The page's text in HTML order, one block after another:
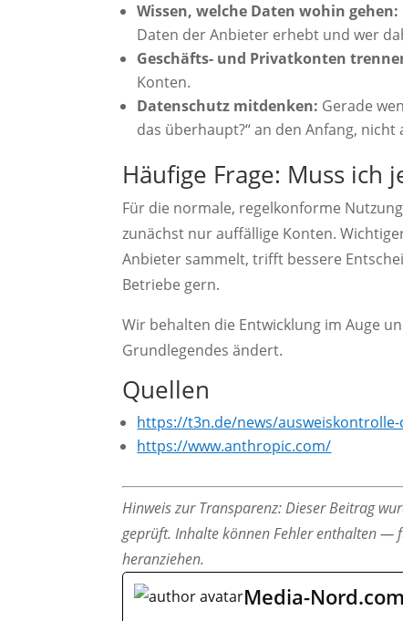
Wissen, welche Daten wohin gehen:
Daten der Anbieter erhebt und wer
Geschäfts- und Privatkonten
Konten.
Datenschutz mitdenken: Gerade
das überhaupt?“ an den Anfang, nicht
Häufige Frage: Muss ich
Für die normale, regelkonforme
zunächst nur auffällige Konten.
Anbieter sammelt, trifft bessere
Betriebe gern.
Wir behalten die Entwicklung im Auge
Grundlegendes ändert.
Quellen
https://t3n.de/news/ausweiskontrolle-
https://www.anthropic.com/
Hinweis zur Transparenz: Dieser Beitrag
geprüft. Inhalte können Fehler enthalten —
heranziehen.
Media-